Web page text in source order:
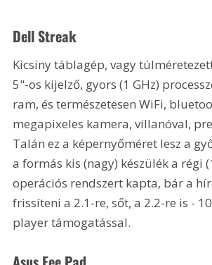
Dell Streak
Kicsiny táblagép, vagy
5"-os kijelző, gyors (1 GHz)
ram, és természetesen WiFi,
megapixeles kamera, villanóval,
Talán ez a képernyőméret lesz a
a formás kis (nagy) készülék a régi
operációs rendszert kapta, bár a
frissíteni a 2.1-re, sőt, a 2.2-re is -
player támogatással.